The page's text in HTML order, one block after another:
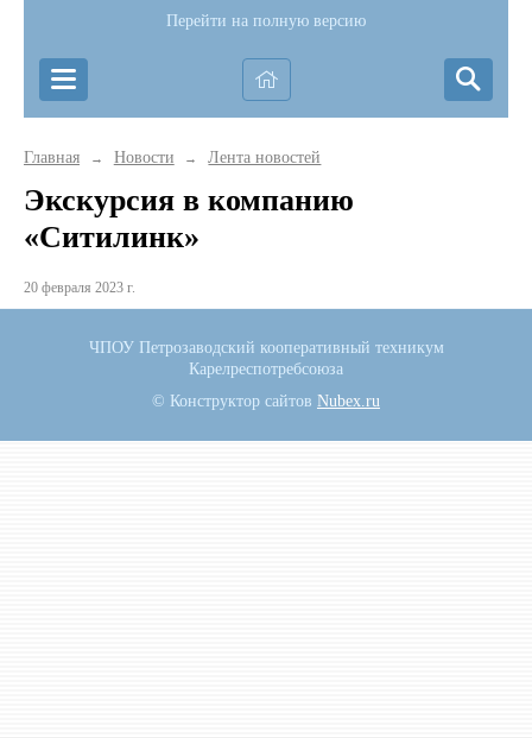
Перейти на полную версию
Главная → Новости → Лента новостей
Экскурсия в компанию
«Ситилинк»
20 февраля 2023 г.
ЧПОУ Петрозаводский кооперативный техникум
Карелреспотребсоюза
© Конструктор сайтов Nubex.ru